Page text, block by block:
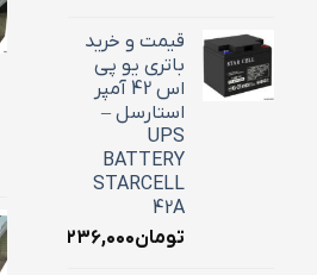
قیمت و خرید
باتری یو پی
اس 42 آمپر
استارسل –
UPS
BATTERY
STARCELL
42A
تومان۱۶,۲۳۶,۰۰۰